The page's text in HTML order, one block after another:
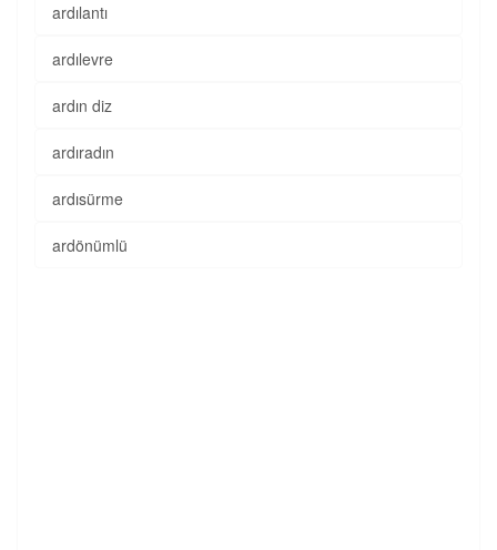
ardılantı
ardılevre
ardın diz
ardıradın
ardısürme
ardönümlü